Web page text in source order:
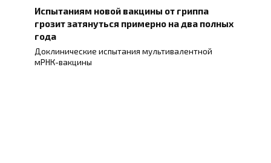
Испытаниям новой вакцины от гриппа
грозит затянуться примерно на два полных
года
Доклинические испытания мультивалентной
мРНК-вакцины